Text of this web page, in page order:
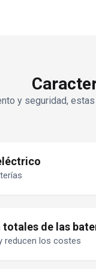
y seguridad,
de las
reducen los costes